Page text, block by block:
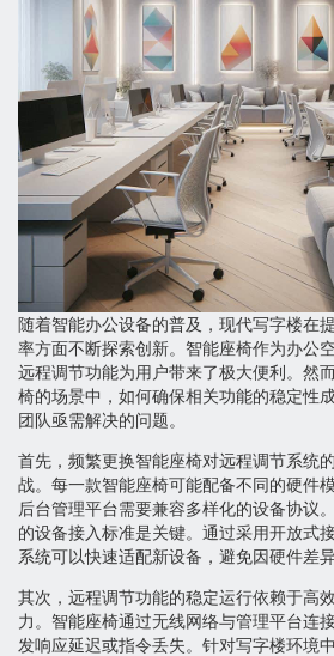
随着智能办公设备的普及，现代写字楼在
率方面不断探索创新。智能座椅作为办公
远程调节功能为用户带来了极大便利。然
椅的场景中，如何确保相关功能的稳定性
团队亟需解决的问题。
首先，频繁更换智能座椅对远程调节系统
战。每一款智能座椅可能配备不同的硬件
后台管理平台需要兼容多样化的设备协议
的设备接入标准是关键。通过采用开放式
系统可以快速适配新设备，避免因硬件差
其次，远程调节功能的稳定运行依赖于高
力。智能座椅通过无线网络与管理平台连
发响应延迟或指令丢失。针对写字楼环境